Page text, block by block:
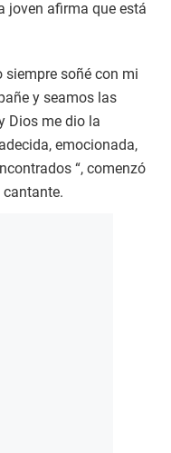
joven afirma que está
siempre soñé con mi
y seamos las
Dios me dio la
emocionada,
“, comenzó